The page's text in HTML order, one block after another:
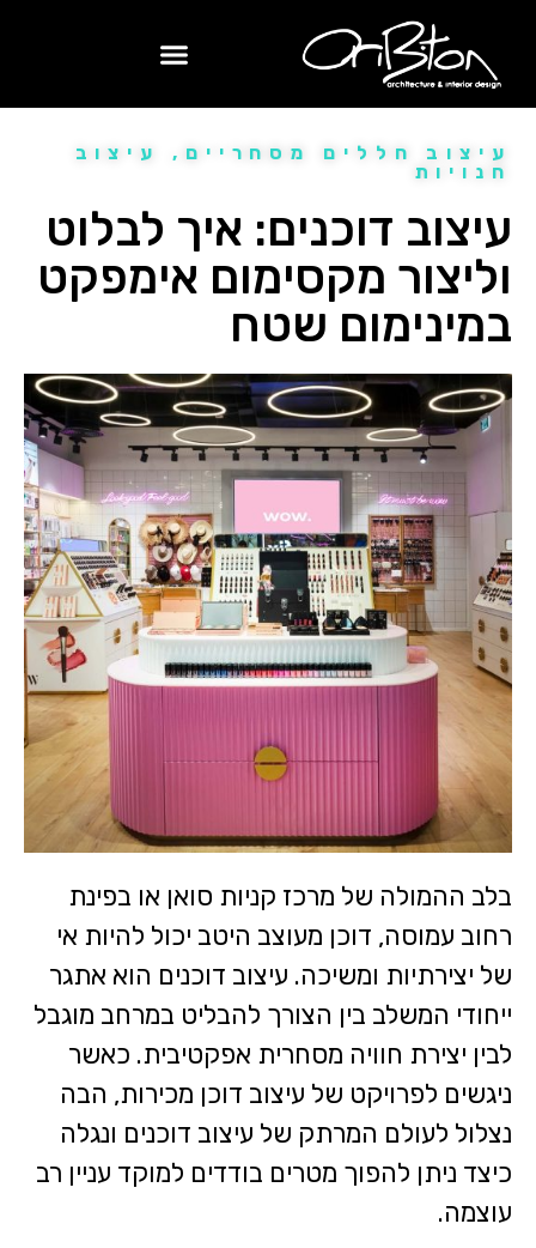
עיצוב חללים מסחריים ,
עיצוב
חנויות
עיצוב דוכנים: איך לבלוט
וליצור מקסימום אימפקט
במינימום שטח
בלב ההמולה של מרכז קניות סואן או בפינת
רחוב עמוסה, דוכן מעוצב היטב יכול להיות אי
של יצירתיות ומשיכה. עיצוב דוכנים הוא אתגר
ייחודי המשלב בין הצורך להבליט במרחב מוגבל
לבין יצירת חוויה מסחרית אפקטיבית. כאשר
ניגשים לפרויקט של עיצוב דוכן מכירות, הבה
נצלול לעולם המרתק של עיצוב דוכנים ונגלה
כיצד ניתן להפוך מטרים בודדים למוקד עניין רב
עוצמה.